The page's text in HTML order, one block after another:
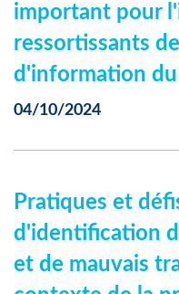
important pour
ressortissants
d'information du
04/10/2024
Pratiques et
d'identification
et de mauvais